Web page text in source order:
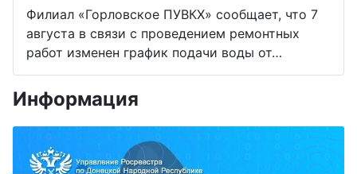
Филиал «Горловское ПУВКХ» сообщает, что 7
августа в связи с проведением ремонтных
работ изменен график подачи воды от…
Информация